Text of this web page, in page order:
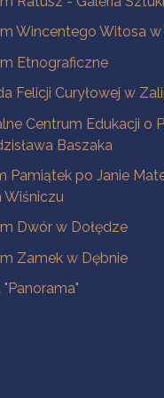
Wincentego Witosa
Etnograficzne
Felicji Curyłowej w
Centrum Edukacji o
Baszaka
Pamiątek po Janie
Wiśniczu
Dwór w Dołędze
Zamek w Dębnie
"Panorama"